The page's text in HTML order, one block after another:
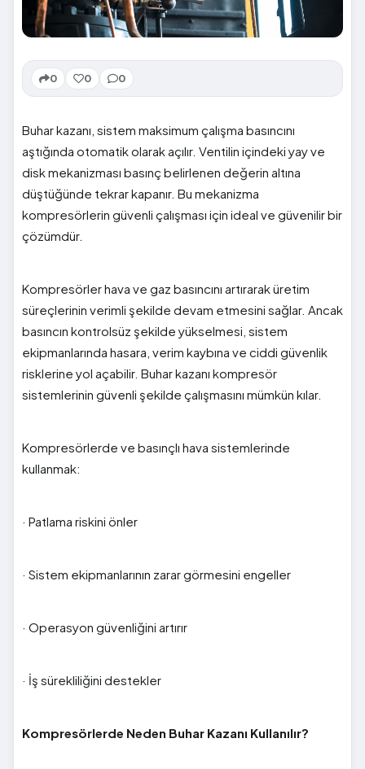
0 0 0
Buhar kazanı, sistem maksimum çalışma basıncını
aştığında otomatik olarak açılır. Ventilin içindeki yay ve
disk mekanizması basınç belirlenen değerin altına
düştüğünde tekrar kapanır. Bu mekanizma
kompresörlerin güvenli çalışması için ideal ve güvenilir bir
çözümdür.
Kompresörler hava ve gaz basıncını artırarak üretim
süreçlerinin verimli şekilde devam etmesini sağlar. Ancak
basıncın kontrolsüz şekilde yükselmesi, sistem
ekipmanlarında hasara, verim kaybına ve ciddi güvenlik
risklerine yol açabilir. Buhar kazanı kompresör
sistemlerinin güvenli şekilde çalışmasını mümkün kılar.
Kompresörlerde ve basınçlı hava sistemlerinde
kullanmak:
· Patlama riskini önler
· Sistem ekipmanlarının zarar görmesini engeller
· Operasyon güvenliğini artırır
· İş sürekliliğini destekler
Kompresörlerde Neden Buhar Kazanı Kullanılır?